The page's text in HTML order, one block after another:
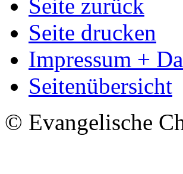
Seite zurück
Seite drucken
Impressum +
Seitenübersicht
© Evangelische